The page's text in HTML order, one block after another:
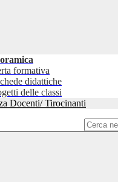
formativa
didattiche
delle classi
Docenti/ Tirocinanti